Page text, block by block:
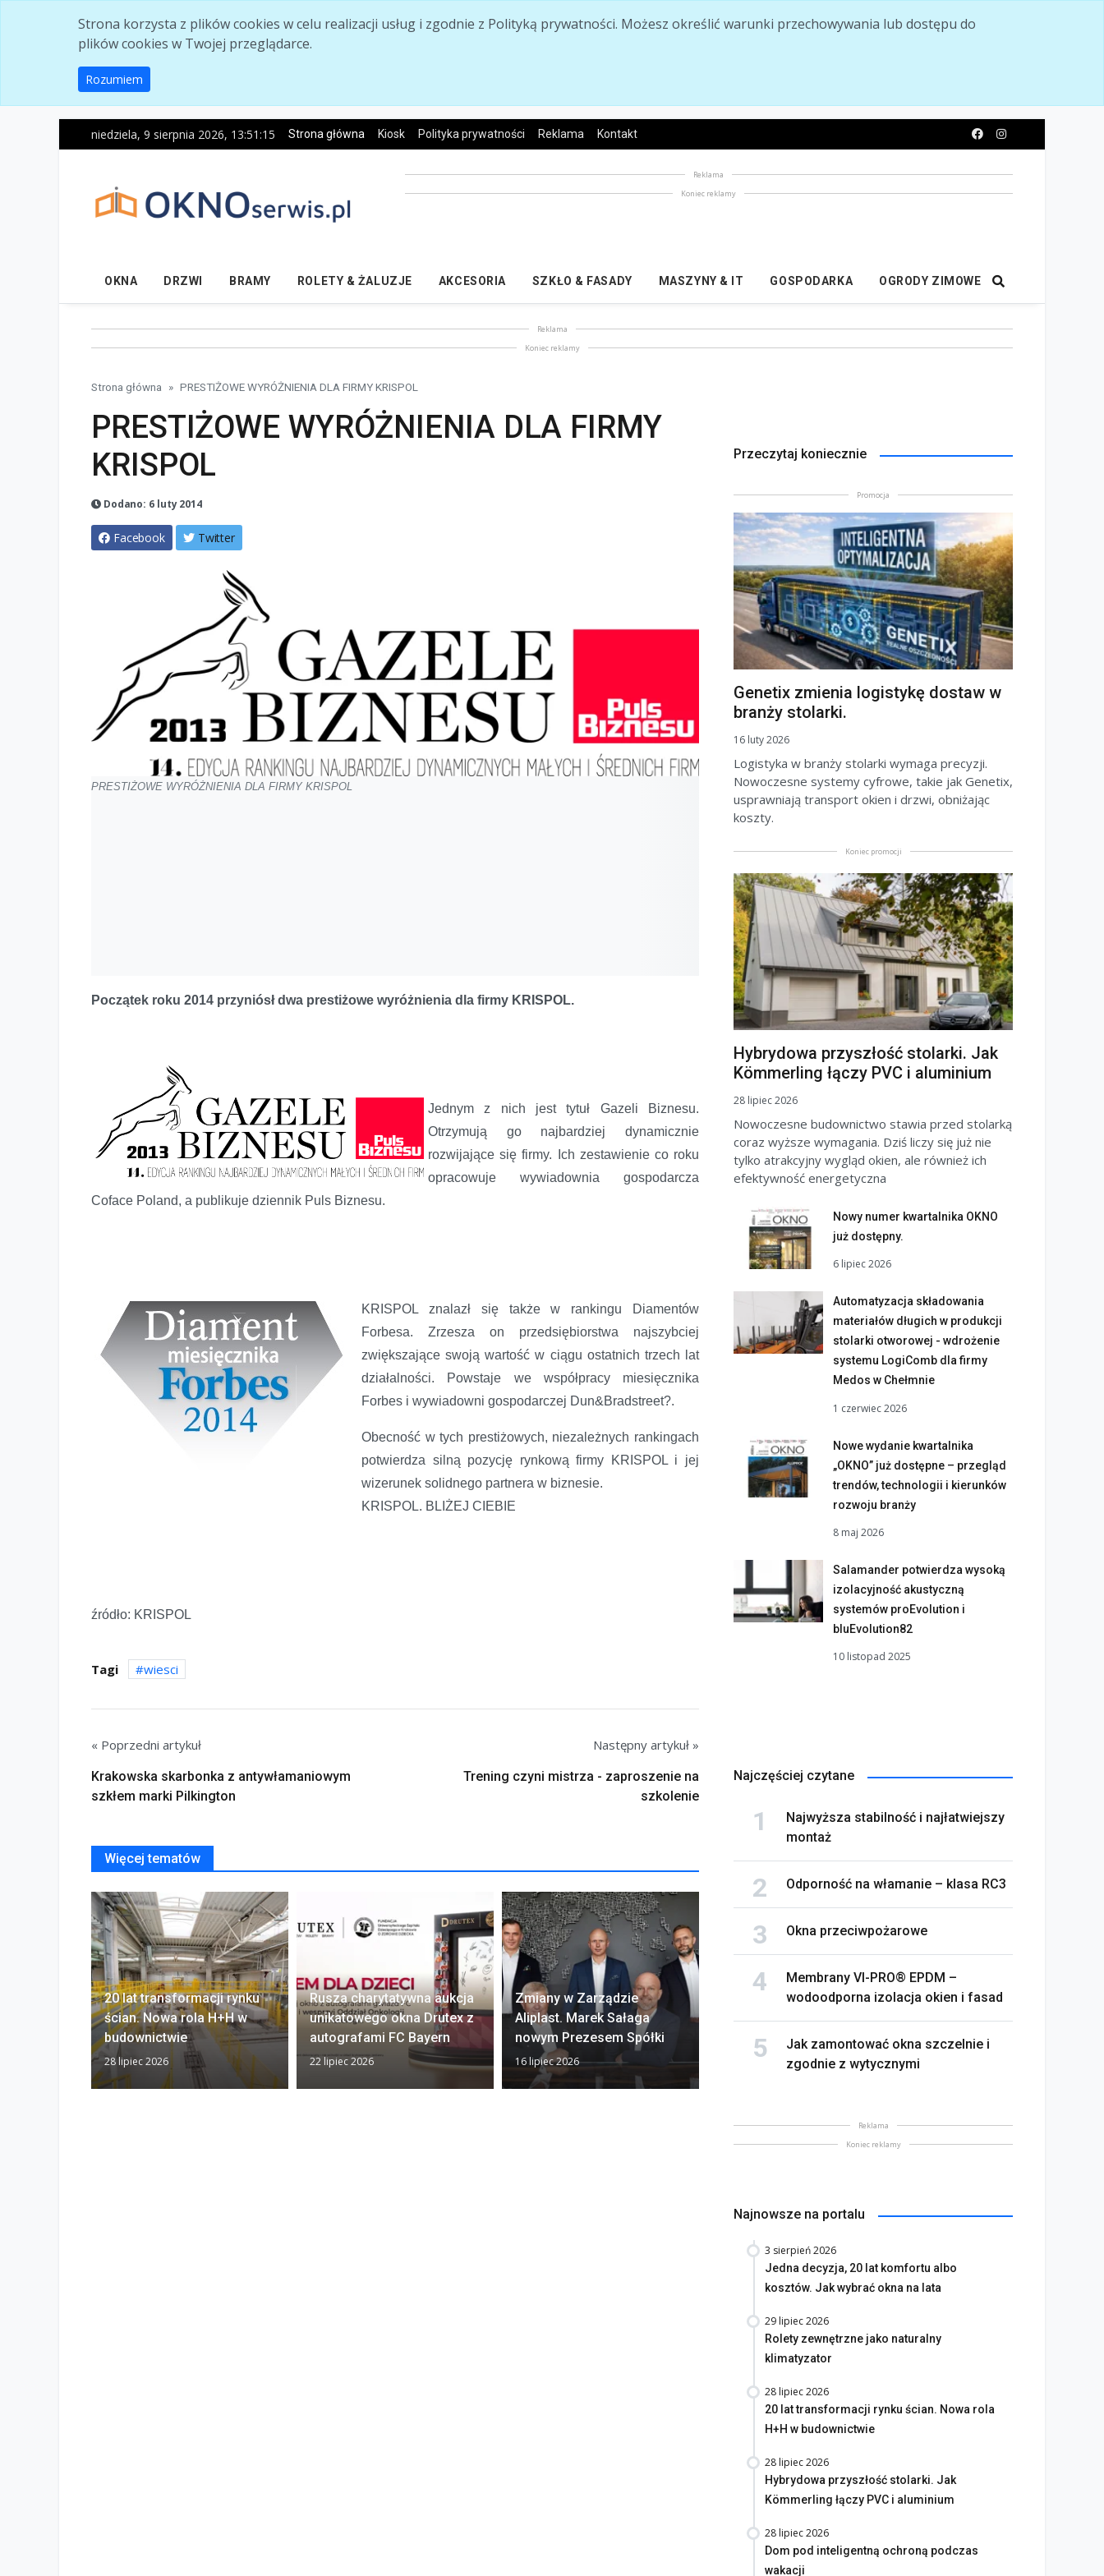
Strona korzysta z plików cookies w celu realizacji usług i zgodnie z Polityką prywatności. Możesz określić warunki przechowywania lub dostępu do
plików cookies w Twojej przeglądarce.
Rozumiem
niedziela, 9 sierpnia 2026, 13:51:16 Strona główna Kiosk Polityka prywatności Reklama Kontakt
Reklama
Koniec reklamy
OKNA DRZWI BRAMY ROLETY & ŻALUZJE AKCESORIA SZKŁO & FASADY MASZYNY & IT GOSPODARKA OGRODY ZIMOWE
Reklama
Koniec reklamy
Strona główna PRESTIŻOWE WYRÓŻNIENIA DLA FIRMY KRISPOL
PRESTIŻOWE WYRÓŻNIENIA DLA FIRMY
KRISPOL
Dodano: 6 luty 2014
Facebook Twitter
PRESTIŻOWE WYRÓŻNIENIA DLA FIRMY KRISPOL
Początek roku 2014 przyniósł dwa prestiżowe wyróżnienia dla firmy KRISPOL.
Jednym z nich jest tytuł Gazeli Biznesu.
Otrzymują go najbardziej dynamicznie
rozwijające się firmy. Ich zestawienie co roku
opracowuje wywiadownia gospodarcza
Coface Poland, a publikuje dziennik Puls Biznesu.
KRISPOL znalazł się także w rankingu Diamentów
Forbesa. Zrzesza on przedsiębiorstwa najszybciej
zwiększające swoją wartość w ciągu ostatnich trzech lat
działalności. Powstaje we współpracy miesięcznika
Forbes i wywiadowni gospodarczej Dun&Bradstreet?.
Obecność w tych prestiżowych, niezależnych rankingach
potwierdza silną pozycję rynkową firmy KRISPOL i jej
wizerunek solidnego partnera w biznesie.
KRISPOL. BLIŻEJ CIEBIE
źródło: KRISPOL
Tagi wiesci
« Poprzedni artykuł
Krakowska skarbonka z antywłamaniowym
szkłem marki Pilkington
Następny artykuł »
Trening czyni mistrza - zaproszenie na
szkolenie
Więcej tematów
20 lat transformacji rynku
ścian. Nowa rola H+H w
budownictwie
28 lipiec 2026
Rusza charytatywna aukcja
unikatowego okna Drutex z
autografami FC Bayern
22 lipiec 2026
Zmiany w Zarządzie
Aliplast. Marek Sałaga
nowym Prezesem Spółki
16 lipiec 2026
Okna bez tajemnic. Na co
zwrócić uwagę przed
zakupem
13 lipiec 2026
Saint-Gobain prezentuje
nowy film wizerunkowy
Przeczytaj koniecznie
Promocja
Genetix zmienia logistykę dostaw w
branży stolarki.
16 luty 2026
Logistyka w branży stolarki wymaga precyzji.
Nowoczesne systemy cyfrowe, takie jak Genetix,
usprawniają transport okien i drzwi, obniżając
koszty.
Koniec promocji
Hybrydowa przyszłość stolarki. Jak
Kömmerling łączy PVC i aluminium
28 lipiec 2026
Nowoczesne budownictwo stawia przed stolarką
coraz wyższe wymagania. Dziś liczy się już nie
tylko atrakcyjny wygląd okien, ale również ich
efektywność energetyczna
Nowy numer kwartalnika OKNO
już dostępny.
6 lipiec 2026
Automatyzacja składowania
materiałów długich w produkcji
stolarki otworowej - wdrożenie
systemu LogiComb dla firmy
Medos w Chełmnie
1 czerwiec 2026
Nowe wydanie kwartalnika
„OKNO” już dostępne – przegląd
trendów, technologii i kierunków
rozwoju branży
8 maj 2026
Salamander potwierdza wysoką
izolacyjność akustyczną
systemów proEvolution i
bluEvolution82
10 listopad 2025
Najczęściej czytane
Najwyższa stabilność i najłatwiejszy
montaż
Odporność na włamanie – klasa RC3
Okna przeciwpożarowe
Membrany VI-PRO® EPDM –
wodoodporna izolacja okien i fasad
Jak zamontować okna szczelnie i
zgodnie z wytycznymi
Reklama
Koniec reklamy
Najnowsze na portalu
3 sierpień 2026
Jedna decyzja, 20 lat komfortu albo
kosztów. Jak wybrać okna na lata
29 lipiec 2026
Rolety zewnętrzne jako naturalny
klimatyzator
28 lipiec 2026
20 lat transformacji rynku ścian. Nowa rola
H+H w budownictwie
28 lipiec 2026
Hybrydowa przyszłość stolarki. Jak
Kömmerling łączy PVC i aluminium
28 lipiec 2026
Dom pod inteligentną ochroną podczas
wakacji